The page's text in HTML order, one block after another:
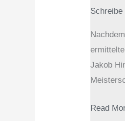
Schreibe
Jakob
Read